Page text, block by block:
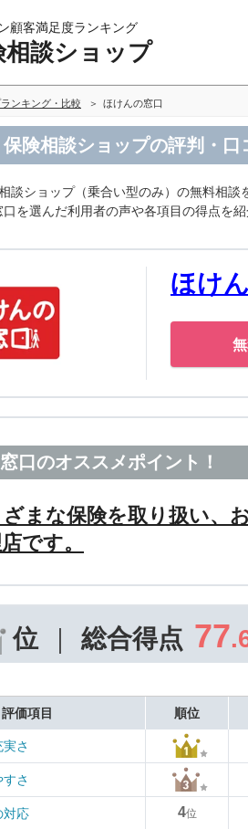
顧客満足度ランキング
相談ショップ
ンキング・比較 ほけんの窓口
険相談ショップの評判・口
談ショップ（乗合い型のみ）の無料相談
を選んだ利用者の声や各項目の得点を紹
ほけ
口のオススメポイント！
ざまな保険を取り扱い、
です。
位 総合得点 77
評価項目 順位
さ
さ
対応 4位